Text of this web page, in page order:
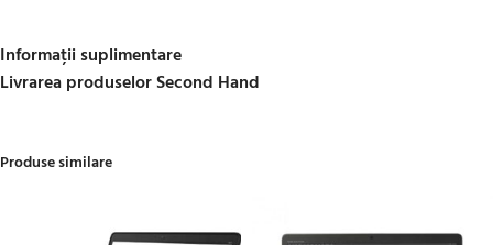
Informații suplimentare
Livrarea produselor Second Hand
Produse similare